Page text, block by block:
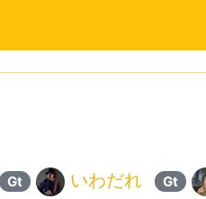
Gt いわだれ Gt